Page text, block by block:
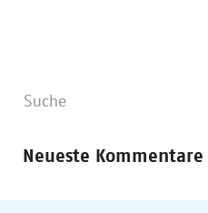
Neueste Kommentare